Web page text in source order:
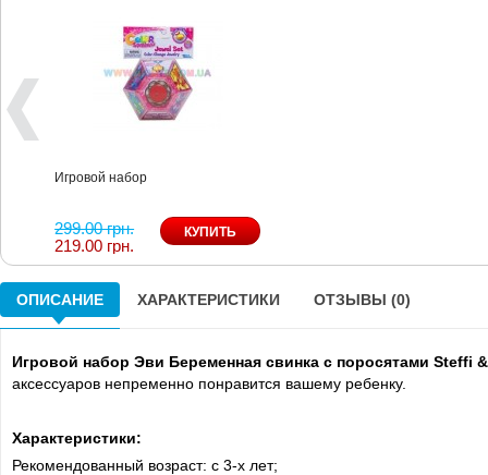
Игровой набор
299.00 грн.
219.00 грн.
ОПИСАНИЕ ХАРАКТЕРИСТИКИ ОТЗЫВЫ (0)
Игровой набор Эви Беременная свинка с поросятами Steffi
аксессуаров непременно понравится вашему ребенку.
Характеристики:
Рекомендованный возраст: с 3-х лет;